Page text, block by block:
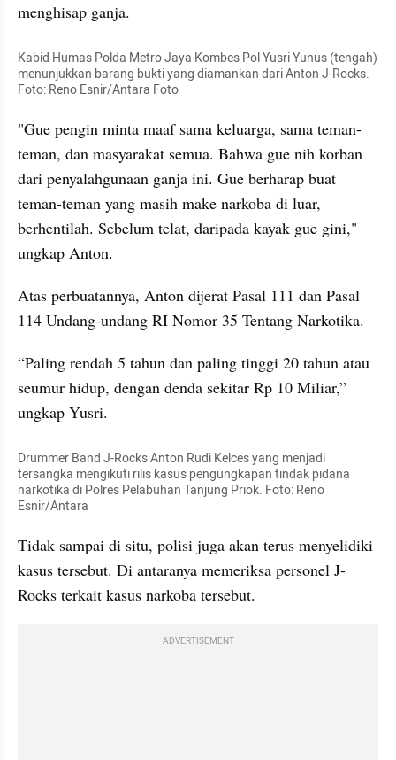
menghisap ganja.
Kabid Humas Polda Metro Jaya Kombes Pol Yusri Yunus (tengah)
menunjukkan barang bukti yang diamankan dari Anton J-Rocks.
Foto: Reno Esnir/Antara Foto
"Gue pengin minta maaf sama keluarga, sama teman-
teman, dan masyarakat semua. Bahwa gue nih korban
dari penyalahgunaan ganja ini. Gue berharap buat
teman-teman yang masih make narkoba di luar,
berhentilah. Sebelum telat, daripada kayak gue gini,"
ungkap Anton.
Atas perbuatannya, Anton dijerat Pasal 111 dan Pasal
114 Undang-undang RI Nomor 35 Tentang Narkotika.
“Paling rendah 5 tahun dan paling tinggi 20 tahun atau
seumur hidup, dengan denda sekitar Rp 10 Miliar,”
ungkap Yusri.
Drummer Band J-Rocks Anton Rudi Kelces yang menjadi
tersangka mengikuti rilis kasus pengungkapan tindak pidana
Esnir/Antara
Tidak sampai di situ, polisi juga akan terus menyelidiki
kasus tersebut. Di antaranya memeriksa personel J-
Rocks terkait kasus narkoba tersebut.
ADVERTISEMENT